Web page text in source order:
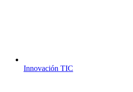
Innovación TIC